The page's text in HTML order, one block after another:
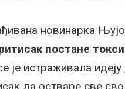
новинарка
постане
је истраживала